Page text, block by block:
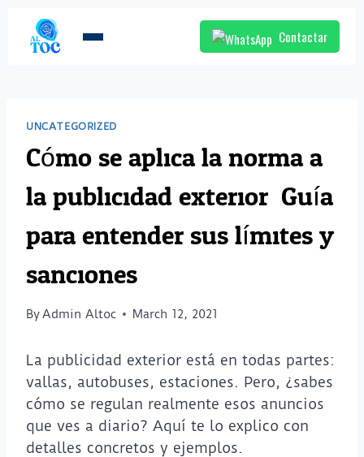
Contactar
UNCATEGORIZED
Cómo se aplica la norma a
la publicidad exterior: Guía
para entender sus límites y
sanciones
ByAdmin Altoc March 12, 2021
La publicidad exterior está en todas partes:
vallas, autobuses, estaciones. Pero, ¿sabes
cómo se regulan realmente esos anuncios
que ves a diario? Aquí te lo explico con
detalles concretos y ejemplos.